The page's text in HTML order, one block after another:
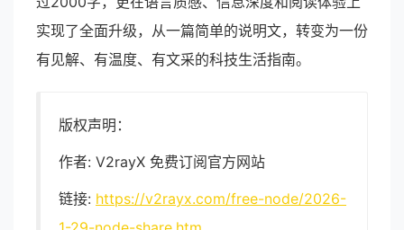
实现了全面升级，从一篇简单的说明文，转变为一份
有见解、有温度、有文采的科技生活指南。
版权声明：
作者: V2rayX 免费订阅官方网站
链接: https://v2rayx.com/free-node/2026-